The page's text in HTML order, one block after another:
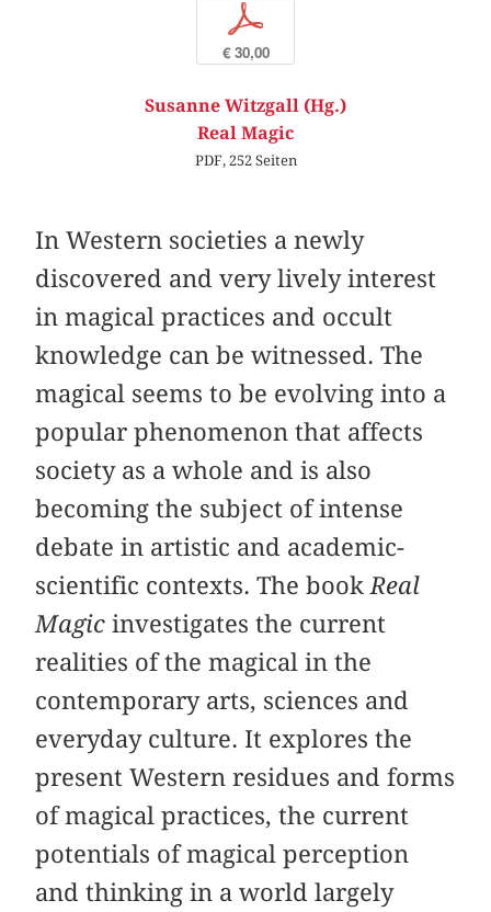
p
€ 30,00
Susanne Witzgall (Hg.)
Real Magic
PDF, 252 Seiten
In Western societies a newly
discovered and very lively interest
in magical practices and occult
knowledge can be witnessed. The
magical seems to be evolving into a
popular phenomenon that affects
society as a whole and is also
becoming the subject of intense
debate in artistic and academic-
scientific contexts. The book Real
Magic investigates the current
realities of the magical in the
contemporary arts, sciences and
everyday culture. It explores the
present Western residues and forms
of magical practices, the current
potentials of magical perception
and thinking in a world largely